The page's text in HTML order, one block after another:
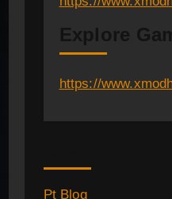
Explore
https://
Pt Blog